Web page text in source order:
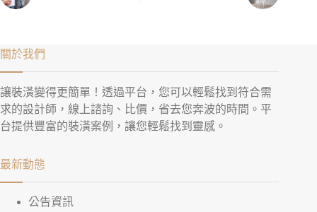
關於我們
讓裝潢變得更簡單！透過平台，您可以輕鬆找到符合需
求的設計師，線上諮詢、比價，省去您奔波的時間。平
台提供豐富的裝潢案例，讓您輕鬆找到靈感。
最新動態
公告資訊